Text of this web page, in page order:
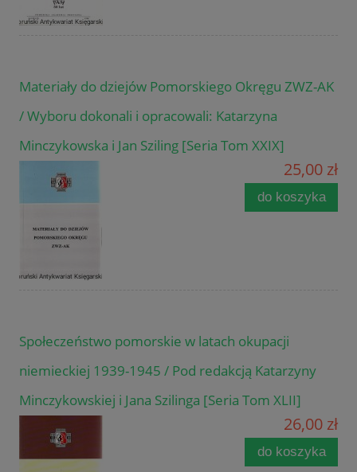
Materiały do dziejów Pomorskiego Okręgu ZWZ-AK
/ Wyboru dokonali i opracowali: Katarzyna
Minczykowska i Jan Sziling [Seria Tom XXIX]
25,00 zł
do koszyka
Społeczeństwo pomorskie w latach okupacji
niemieckiej 1939-1945 / Pod redakcją Katarzyny
Minczykowskiej i Jana Szilinga [Seria Tom XLII]
26,00 zł
do koszyka